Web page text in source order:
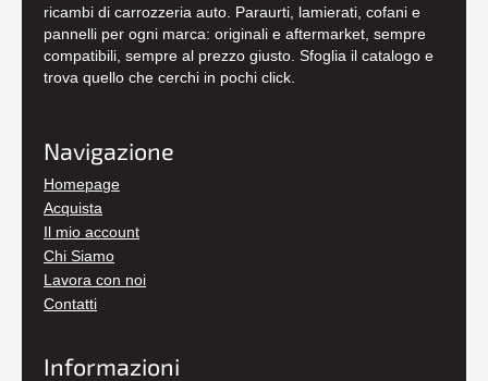
ricambi di carrozzeria auto. Paraurti, lamierati, cofani e
pannelli per ogni marca: originali e aftermarket, sempre
compatibili, sempre al prezzo giusto. Sfoglia il catalogo e
trova quello che cerchi in pochi click.
Navigazione
Homepage
Acquista
Il mio account
Chi Siamo
Lavora con noi
Contatti
Informazioni